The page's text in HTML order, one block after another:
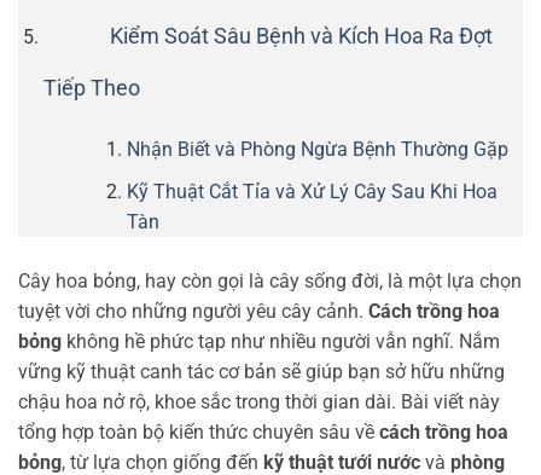
Kiểm Soát Sâu Bệnh và Kích Hoa Ra Đợt
Tiếp Theo
Nhận Biết và Phòng Ngừa Bệnh Thường Gặp
Kỹ Thuật Cắt Tỉa và Xử Lý Cây Sau Khi Hoa
Tàn
Cây hoa bỏng, hay còn gọi là cây sống đời, là một lựa chọn
tuyệt vời cho những người yêu cây cảnh. Cách trồng hoa
bỏng không hề phức tạp như nhiều người vẫn nghĩ. Nắm
vững kỹ thuật canh tác cơ bản sẽ giúp bạn sở hữu những
chậu hoa nở rộ, khoe sắc trong thời gian dài. Bài viết này
tổng hợp toàn bộ kiến thức chuyên sâu về cách trồng hoa
bỏng, từ lựa chọn giống đến kỹ thuật tưới nước và phòng